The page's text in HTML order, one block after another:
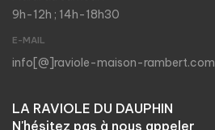
9h-12h ; 14h-18h30
E-MAIL
info[@]raviole-maison-rambert.com
LA RAVIOLE DU DAUPHIN
N'hésitez pas à nous appeler